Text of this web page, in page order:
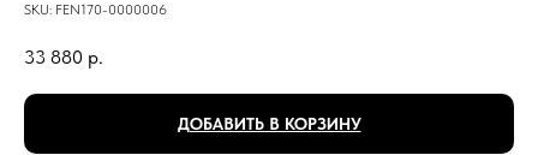
SKU: FEN170-0000006
33 880 р.
ДОБАВИТЬ В КОРЗИНУ